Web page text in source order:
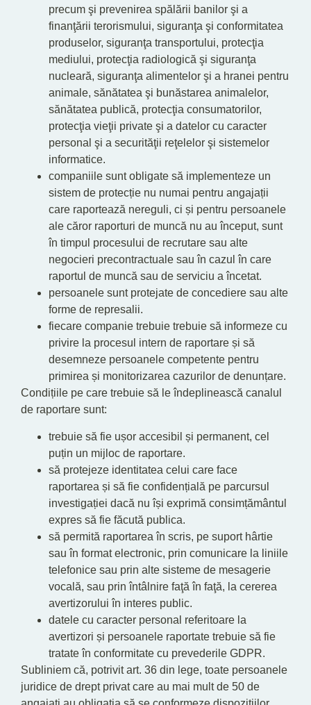
precum şi prevenirea spălării banilor şi a
finanţării terorismului, siguranţa şi conformitatea
produselor, siguranţa transportului, protecţia
mediului, protecţia radiologică şi siguranţa
nucleară, siguranţa alimentelor şi a hranei pentru
animale, sănătatea şi bunăstarea animalelor,
sănătatea publică, protecţia consumatorilor,
protecţia vieţii private şi a datelor cu caracter
personal şi a securităţii reţelelor şi sistemelor
informatice.
companiile sunt obligate să implementeze un
sistem de protecție nu numai pentru angajații
care raportează nereguli, ci și pentru persoanele
ale căror raporturi de muncă nu au început, sunt
în timpul procesului de recrutare sau alte
negocieri precontractuale sau în cazul în care
raportul de muncă sau de serviciu a încetat.
persoanele sunt protejate de concediere sau alte
forme de represalii.
fiecare companie trebuie trebuie să informeze cu
privire la procesul intern de raportare și să
desemneze persoanele competente pentru
primirea și monitorizarea cazurilor de denunțare.
Condițiile pe care trebuie să le îndeplinească canalul
de raportare sunt:
trebuie să fie ușor accesibil și permanent, cel
puțin un mijloc de raportare.
să protejeze identitatea celui care face
raportarea și să fie confidențială pe parcursul
investigației dacă nu își exprimă consimțământul
expres să fie făcută publica.
să permită raportarea în scris, pe suport hârtie
sau în format electronic, prin comunicare la liniile
telefonice sau prin alte sisteme de mesagerie
vocală, sau prin întâlnire faţă în faţă, la cererea
avertizorului în interes public.
datele cu caracter personal referitoare la
avertizori și persoanele raportate trebuie să fie
tratate în conformitate cu prevederile GDPR.
Subliniem că, potrivit art. 36 din lege, toate persoanele
juridice de drept privat care au mai mult de 50 de